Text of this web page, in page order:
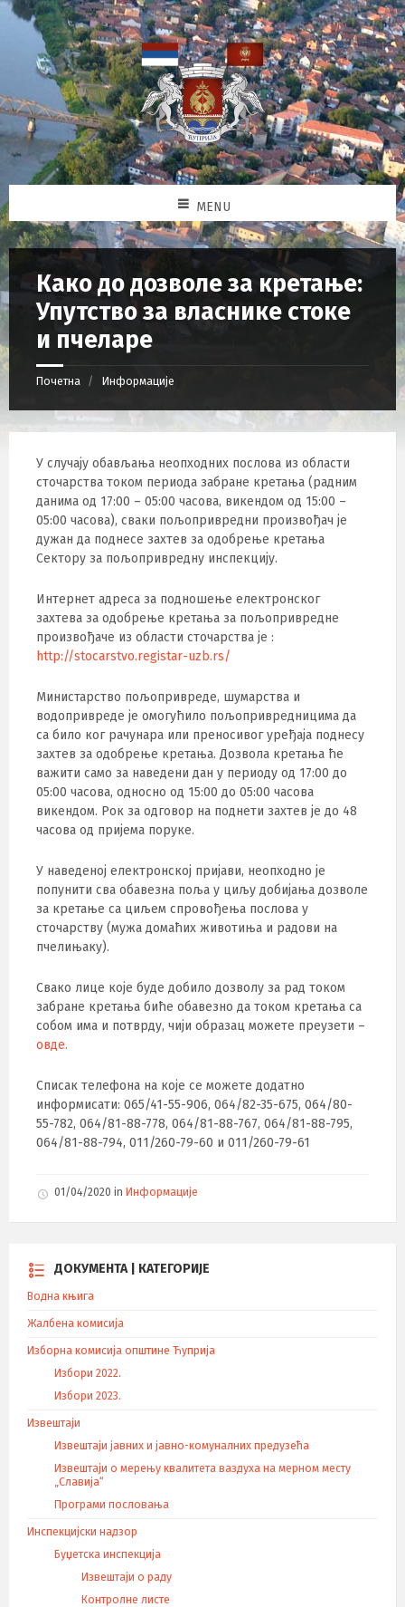
MENU
Како до дозволе за кретање:
Упутство за власнике стоке
и пчеларе
Почетна Информације
У случају обављања неопходних послова из области
сточарства током периода забране кретањa (радним
данима од 17:00 – 05:00 часова, викендом од 15:00 –
05:00 часова), сваки пољопривредни произвођач је
дужан да поднесе захтев за одобрење кретања
Сектору за пољопривредну инспекцију.
Интернет адреса за подношење електронског
захтева за одобрење кретања за пољопривредне
произвођаче из области сточарства је :
http://stocarstvo.registar-uzb.rs/
Министарство пољопривреде, шумарства и
водопривреде је омогућило пољопривредницима да
са било ког рачунара или преносивог уређаја поднесу
захтев за одобрење кретања. Дозвола кретања ће
важити само за наведени дан у периоду од 17:00 до
05:00 часова, односно од 15:00 до 05:00 часова
викендом. Рок за одговор на поднети захтев је до 48
часова од пријема поруке.
У наведеној електронској пријави, неопходно је
попунити сва обавезна поља у циљу добијања дозволе
за кретање са циљем спровођења послова у
сточарству (мужа домаћих животиња и радови на
пчелињаку).
Свако лице које буде добило дозволу за рад током
забране кретањa биће обавезно да током кретања са
собом има и потврду, чији образац можете преузети –
овде.
Списак телефона на које се можете додатно
информисати: 065/41-55-906, 064/82-35-675, 064/80-
55-782, 064/81-88-778, 064/81-88-767, 064/81-88-795,
064/81-88-794, 011/260-79-60 и 011/260-79-61
01/04/2020 in Информације
ДОКУМЕНТА | КАТЕГОРИЈЕ
Водна књига
Жалбена комисија
Изборна комисија општине Ћуприја
Избори 2022.
Избори 2023.
Извештаји
Извештаји јавних и јавно-комуналних предузећа
Извештаји о мерењу квалитета ваздуха на мерном месту
„Славија“
Програми пословања
Инспекцијски надзор
Буџетска инспекција
Извештаји о раду
Контролне листе